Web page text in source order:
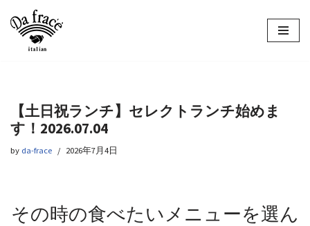
コ
ス
ッ
【土日祝ランチ】セレクトランチ始めま
す！2026.07.04
by da-frace 2026年7月4日
その時の食べたいメニューを選ん